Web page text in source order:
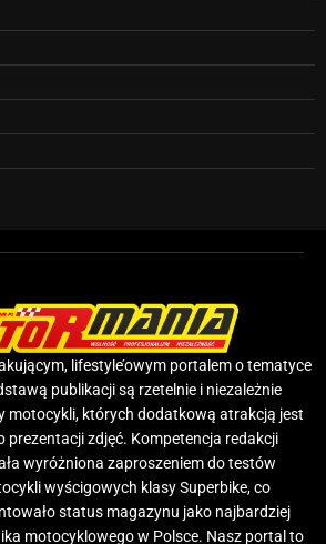
lifestyle’owym portalem o tematyce
publikacji są rzetelnie i niezależnie
motocykli, których dodatkową atrakcją jest
prezentacji zdjęć. Kompetencja redakcji
wyróżniona zaproszeniem do testów
wyścigowych klasy Superbike, co
status magazynu jako najbardziej
motocyklowego w Polsce. Nasz portal to